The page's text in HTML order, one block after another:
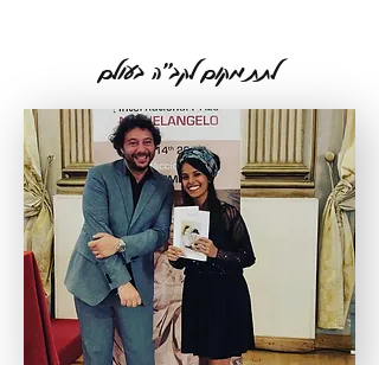
לתת מקום לקב"ה בעולם